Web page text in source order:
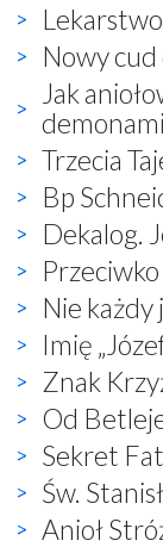
Nowy
Jak
Trzecia
Bp
Dekalog.
Nie każdy
Imię
Znak
Od
Sekret
Św.
Anioł